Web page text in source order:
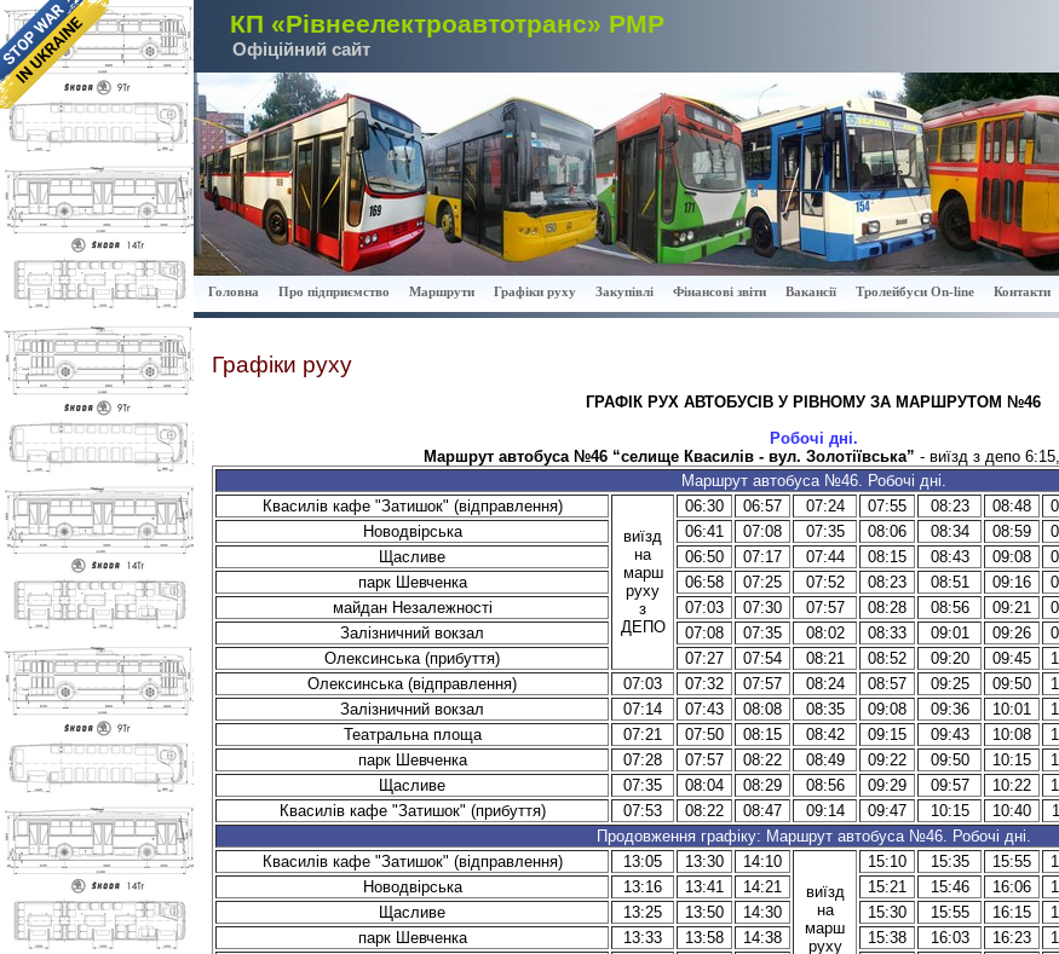
КП «Рівнеелектроавтотранс» РМР
Офіційний сайт
Головна Про підприємство Маршрути Графіки руху Закупівлі Фінансові звіти Вакансії Тролейбуси On-line Контакти
Графіки руху
ГРАФІК РУХ АВТОБУСІВ У РІВНОМУ ЗА МАРШРУТОМ №46
Робочі дні.
Маршрут автобуса №46 “селище Квасилів - вул. Золотіївська” - виїзд з депо
Маршрут автобуса №46. Робочі дні.
Квасилів кафе "Затишок" (відправлення)
виїзд
на
марш
руху
з
ДЕПО
06:30 06:57 07:24 07:55 08:23 08:48
Новодвірська
06:41 07:08 07:35 08:06 08:34 08:59
Щасливе
06:50 07:17 07:44 08:15 08:43 09:08
парк Шевченка
06:58 07:25 07:52 08:23 08:51 09:16
майдан Незалежності
07:03 07:30 07:57 08:28 08:56 09:21
Залізничний вокзал
07:08 07:35 08:02 08:33 09:01 09:26
Олексинська (прибуття)
07:27 07:54 08:21 08:52 09:20 09:45
Олексинська (відправлення)
07:03 07:32 07:57 08:24 08:57 09:25 09:50
Залізничний вокзал
07:14 07:43 08:08 08:35 09:08 09:36 10:01
Театральна площа
07:21 07:50 08:15 08:42 09:15 09:43 10:08
парк Шевченка
07:28 07:57 08:22 08:49 09:22 09:50 10:15
Щасливе
07:35 08:04 08:29 08:56 09:29 09:57 10:22
Квасилів кафе "Затишок" (прибуття)
07:53 08:22 08:47 09:14 09:47 10:15 10:40
Продовження графіку: Маршрут автобуса №46. Робочі дні.
Квасилів кафе "Затишок" (відправлення)
13:05 13:30
14:10
виїзд
на
марш
руху
15:10 15:35 15:55
Новодвірська
13:16 13:41 14:21 15:21 15:46 16:06
Щасливе
13:25 13:50 14:30 15:30 15:55 16:15
парк Шевченка
13:33 13:58 14:38 15:38 16:03 16:23